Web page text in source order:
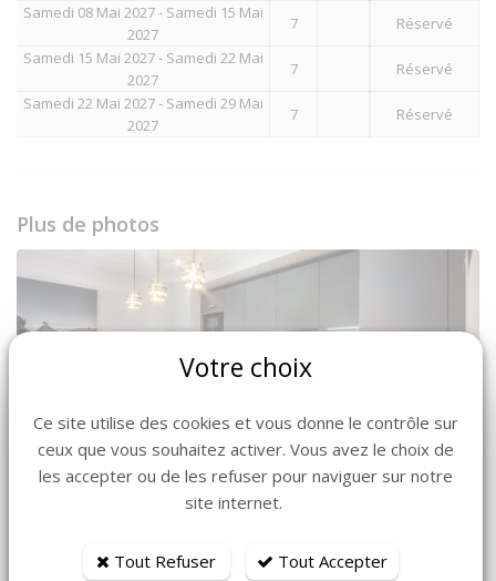
Samedi 08 Mai 2027 - Samedi 15 Mai
2027
7
Réservé
Samedi 15 Mai 2027 - Samedi 22 Mai
2027
7
Réservé
Samedi 22 Mai 2027 - Samedi 29 Mai
2027
7 Réservé
Plus de photos
Votre choix
Ce site utilise des cookies et vous donne le contrôle sur
ceux que vous souhaitez activer. Vous avez le choix de
les accepter ou de les refuser pour naviguer sur notre
site internet.
Tout Refuser Tout Accepter